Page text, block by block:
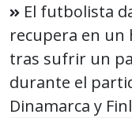
El futbolista
recupera en un
tras sufrir un
durante el
Dinamarca y